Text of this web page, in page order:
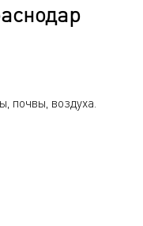
почвы, воздуха.